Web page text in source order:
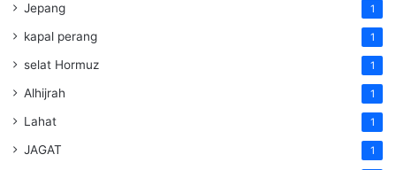
Jepang 1
kapal perang 1
selat Hormuz 1
Alhijrah 1
Lahat 1
JAGAT 1